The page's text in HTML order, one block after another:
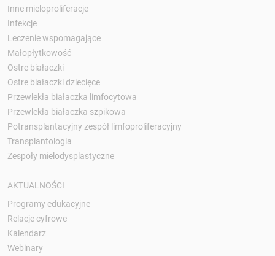
Inne mieloproliferacje
Infekcje
Leczenie wspomagające
Małopłytkowość
Ostre białaczki
Ostre białaczki dziecięce
Przewlekła białaczka limfocytowa
Przewlekła białaczka szpikowa
Potransplantacyjny zespół limfoproliferacyjny
Transplantologia
Zespoły mielodysplastyczne
AKTUALNOŚCI
Programy edukacyjne
Relacje cyfrowe
Kalendarz
Webinary